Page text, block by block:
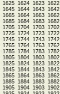
1622
1623
1624
1625
1642
1643
1644
1645
1662
1663
1664
1665
1682
1683
1684
1685
1702
1703
1704
1705
1722
1723
1724
1725
1742
1743
1744
1745
1762
1763
1764
1765
1782
1783
1784
1785
1802
1803
1804
1805
1822
1823
1824
1825
1842
1843
1844
1845
1862
1863
1864
1865
1882
1883
1884
1885
1902
1903
1904
1905